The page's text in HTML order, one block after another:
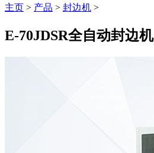
主页 > 产品 > 封边机 >
E-70JDSR全自动封边机